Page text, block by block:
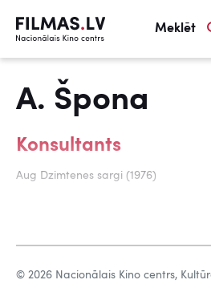
Meklēt
A. Špona
Konsultants
Aug Dzimtenes sargi (1976)
© 2026 Nacionālais Kino centrs,